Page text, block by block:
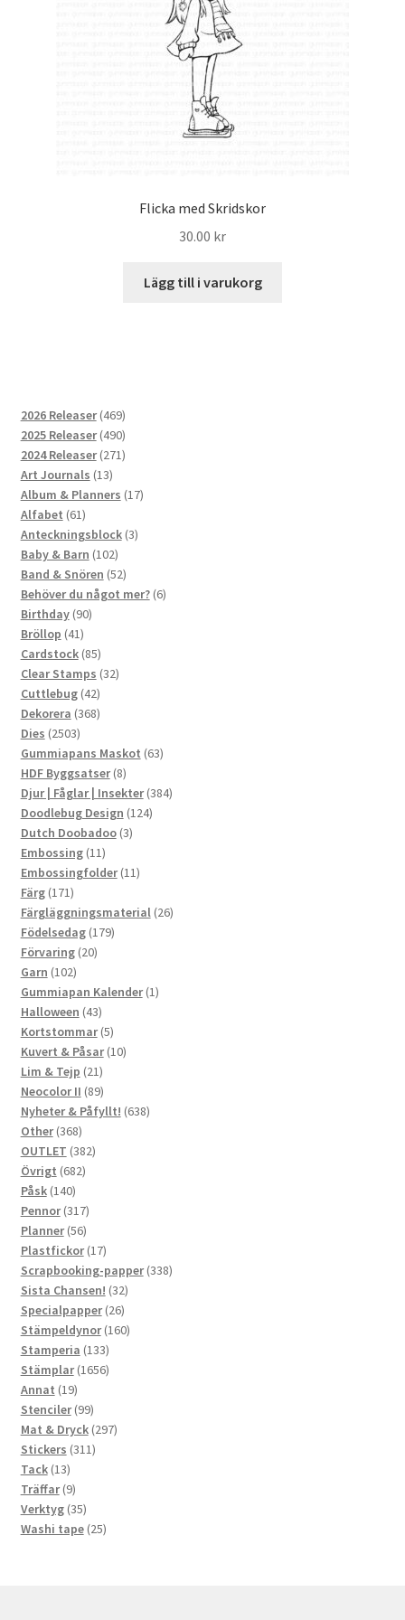
Flicka med Skridskor
30.00 kr
Lägg till i varukorg
2026 Releaser 469469
produkter
2025 Releaser 490490
produkter
2024 Releaser 271271
Art Journals 1313
produkter
Album & Planners 1717
Alfabet 6161
produkter
Anteckningsblock 33
Baby & Barn 102102
produkter
Band & Snören 5252
produkter
Behöver du något mer? 66
Birthday 9090
Bröllop 4141
produkter
Cardstock 8585
produkter
Clear Stamps 3232
Cuttlebug 4242
produkter
Dekorera 368368
Dies 25032503
produkter
Gummiapans Maskot 6363
HDF Byggsatser 88
produkter
Djur | Fåglar | Insekter 384384
Doodlebug Design 124124
Dutch Doobadoo 33
Embossing 1111
produkter
Embossingfolder 1111
Färg 171171
produkter
Färgläggningsmaterial 2626
Födelsedag 179179
Förvaring 2020
Garn 102102
produkter
Gummiapan Kalender 11
Halloween 4343
produkter
Kortstommar 55
produkter
Kuvert & Påsar 1010
Lim & Tejp 2121
produkter
Neocolor II 8989
produkter
Nyheter & Påfyllt! 638638
Other 368368
produkter
OUTLET 382382
Övrigt 682682
Påsk 140140
produkter
Pennor 317317
produkter
Planner 5656
produkter
Plastfickor 1717
produkter
Scrapbooking-papper 338338
Sista Chansen! 3232
produkter
Specialpapper 2626
produkter
Stämpeldynor 160160
Stamperia 133133
produkter
Stämplar 16561656
Annat 1919
produkter
Stenciler 9999
produkter
Mat & Dryck 297297
Stickers 311311
Tack 1313
produkter
Träffar 99
produkter
Verktyg 3535
produkter
Washi tape 2525